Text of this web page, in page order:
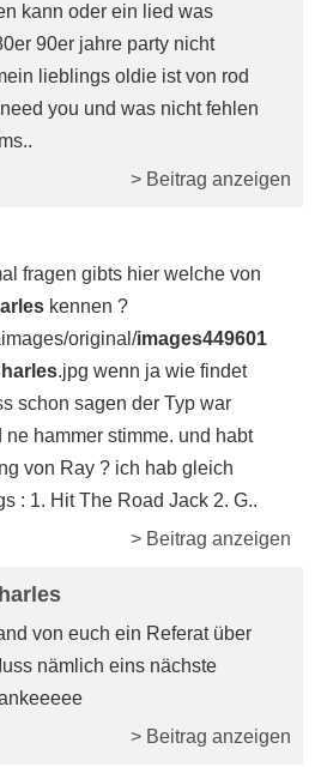
kann oder ein lied was
90er jahre party nicht
lieblings oldie ist von rod
you und was nicht fehlen
> Beitrag anzeigen
fragen gibts hier welche von
kennen ?
original/images449601
.jpg wenn ja wie findet
schon sagen der Typ war
hammer stimme. und habt
von Ray ? ich hab gleich
: 1. Hit The Road Jack 2. G..
> Beitrag anzeigen
von euch ein Referat über
nämlich eins nächste
> Beitrag anzeigen